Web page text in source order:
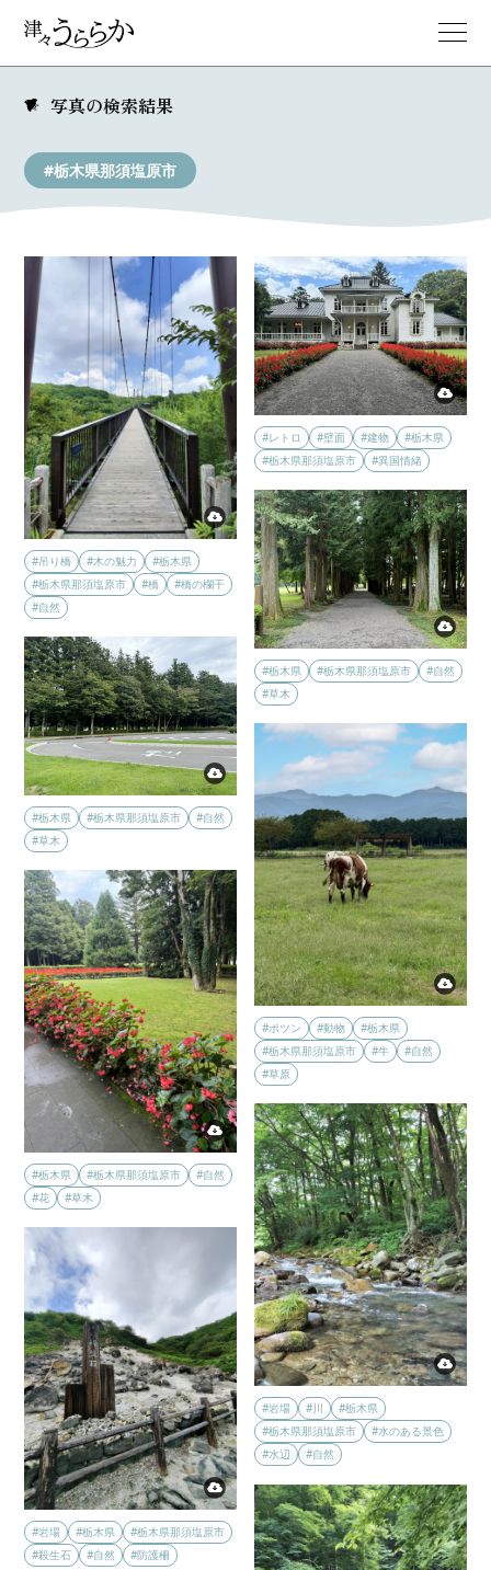
写真の検索結果
#栃木県那須塩原市
#吊り橋 #木の魅力
#栃木県
#栃木県那須塩原市
#橋
#橋の欄干
#自然
#レトロ #壁面 #建物
#栃木県
#栃木県那須塩原市
#異国情緒
#栃木県 #栃木県那須塩原市
#自然
#草木
#栃木県 #栃木県那須塩原市
#自然
#草木
#ポツン #動物
#栃木県
#栃木県那須塩原市
#牛
#自然
#草原
#栃木県 #栃木県那須塩原市
#自然
#花
#草木
#岩場 #川
#栃木県
#栃木県那須塩原市
#水のある景色
#水辺
#自然
#岩場 #栃木県
#栃木県那須塩原市
#殺生石
#自然 #防護柵